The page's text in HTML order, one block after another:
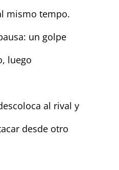
mismo tempo.
un golpe
luego
al rival y
desde otro